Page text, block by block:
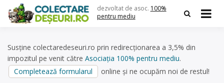
content
dezvoltat de asoc. 100%
pentru mediu
Susține colectaredeseuri.ro prin redirecționarea a 3,5% din
impozitul pe venit către Asociația 100% pentru mediu.
Completează formularul
online și ne ocupăm noi de restul!